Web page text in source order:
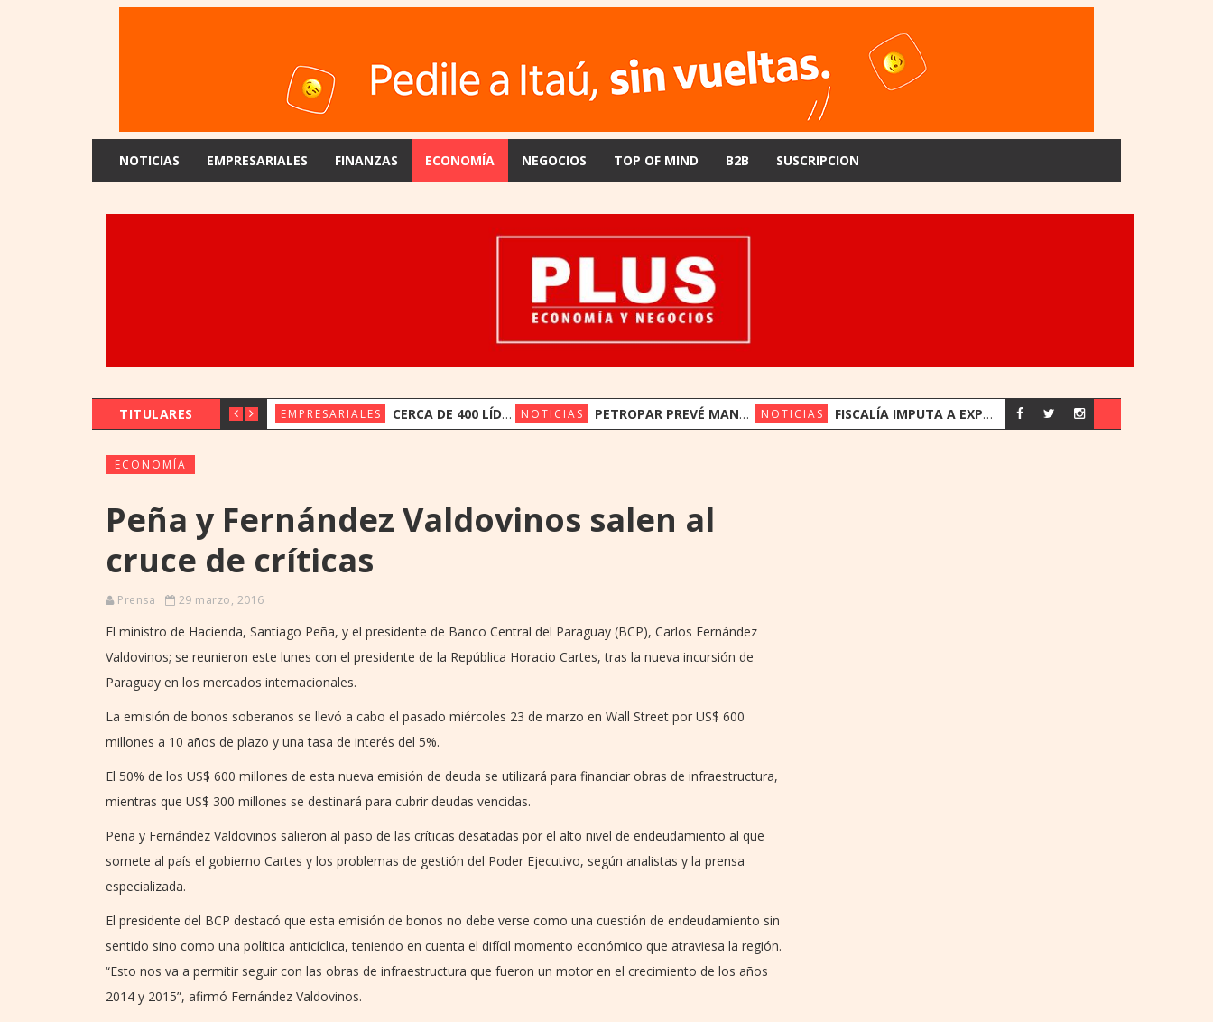
NOTICIAS EMPRESARIALES FINANZAS ECONOMÍA NEGOCIOS TOP OF MIND B2B SUSCRIPCION
TITULARES EMPRESARIALES CERCA DE 400 LÍDERES DE LA INDUSTRIA FINANCIERA PARTICIPAN DE LA CONVENCIÓN BANCARIA DE ASOBAN NOTICIAS PETROPAR PREVÉ MANTENER SUS PRECIOS EN UN ESCENARIO DE SUBAS NOTICIAS FISCALÍA IMPUTA A EXPRESIDENTES DEL IPS JORGE BRÍTEZ Y VICENTE BATAGLIA POR MULTIMILLONARIO DESFALCO
ECONOMÍA
Peña y Fernández Valdovinos salen al
cruce de críticas
Prensa 29 marzo, 2016
El ministro de Hacienda, Santiago Peña, y el presidente de Banco Central del Paraguay (BCP), Carlos Fernández
Valdovinos; se reunieron este lunes con el presidente de la República Horacio Cartes, tras la nueva incursión de
Paraguay en los mercados internacionales.
La emisión de bonos soberanos se llevó a cabo el pasado miércoles 23 de marzo en Wall Street por US$ 600
millones a 10 años de plazo y una tasa de interés del 5%.
El 50% de los US$ 600 millones de esta nueva emisión de deuda se utilizará para financiar obras de infraestructura,
mientras que US$ 300 millones se destinará para cubrir deudas vencidas.
Peña y Fernández Valdovinos salieron al paso de las críticas desatadas por el alto nivel de endeudamiento al que
somete al país el gobierno Cartes y los problemas de gestión del Poder Ejecutivo, según analistas y la prensa
especializada.
El presidente del BCP destacó que esta emisión de bonos no debe verse como una cuestión de endeudamiento sin
sentido sino como una política anticíclica, teniendo en cuenta el difícil momento económico que atraviesa la región.
“Esto nos va a permitir seguir con las obras de infraestructura que fueron un motor en el crecimiento de los años
2014 y 2015”, afirmó Fernández Valdovinos.